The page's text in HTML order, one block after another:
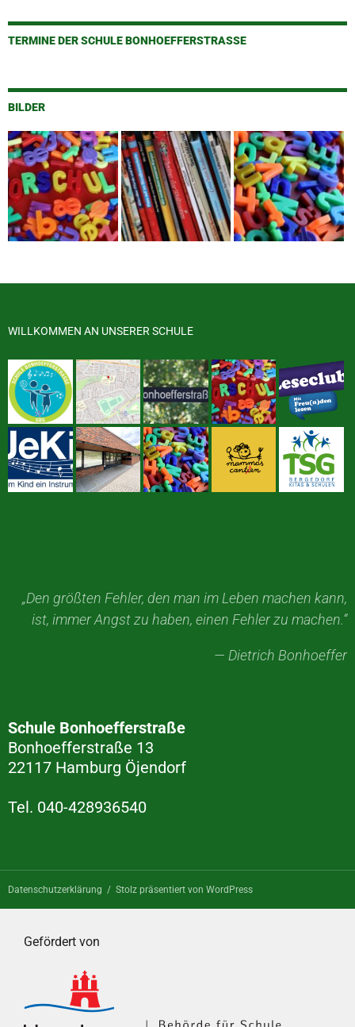
TERMINE DER SCHULE BONHOEFFERSTRASSE
BILDER
WILLKOMMEN AN UNSERER SCHULE
„Den größten Fehler, den man im Leben machen kann,
ist, immer Angst zu haben, einen Fehler zu machen.“
— Dietrich Bonhoeffer
Schule Bonhoefferstraße
Bonhoefferstraße 13
22117 Hamburg Öjendorf
Tel. 040-428936540
Datenschutzerklärung Stolz präsentiert von WordPress
Gefördert von